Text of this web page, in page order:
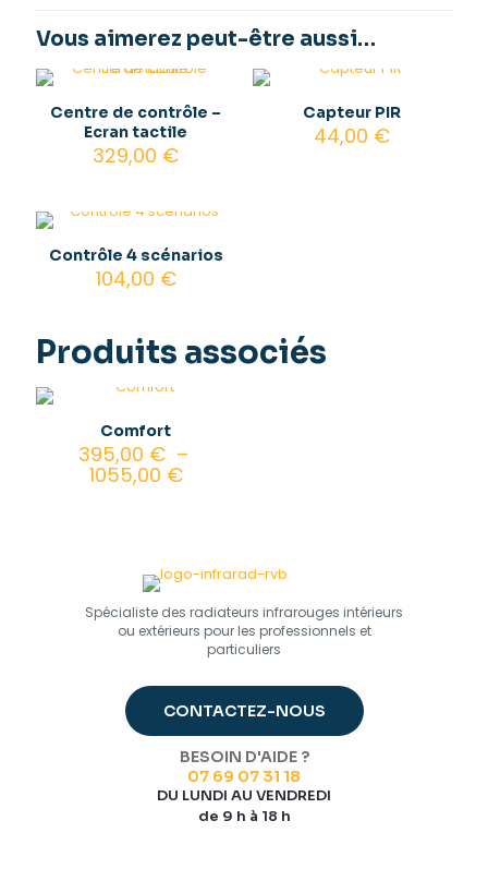
sur “Select portable”
Vous devez être connectépour publier un avis.
Vous aimerez peut-être aussi…
Centre de contrôle –
Ecran tactile
329,00 €
Capteur PIR
44,00 €
Contrôle 4 scénarios
104,00 €
Produits associés
Comfort
395,00 € –
1055,00 €Plage
1055,00 €
Spécialiste des radiateurs infrarouges intérieurs
ou extérieurs pour les professionnels et
particuliers
CONTACTEZ-NOUS
BESOIN D'AIDE ?
07 69 07 31 18
DU LUNDI AU VENDREDI
de 9 h à 18 h